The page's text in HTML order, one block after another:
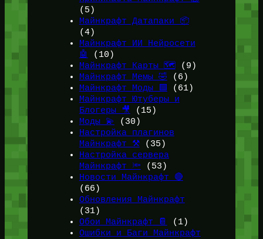
(5)
Майнкрафт Датапаки 📦
(4)
Майнкрафт ИИ Нейросети
🤖
(10)
Майнкрафт Карты 🗺️(9)
Майнкрафт Мемы 🤣 (6)
Майнкрафт Моды 🟩 (61)
Майнкрафт Ютуберы и
Блогеры 🎥
(15)
Моды 💫
(30)
Настройка плагинов
Майнкрафт ⚒️(35)
Настройка сервера
Майнкрафт 🔦 (53)
Новости Майнкрафт 🔴
(66)
Обновления Майнкрафт
(31)
Обои Майнкрафт 📔
(1)
Ошибки и Баги Майнкрафт